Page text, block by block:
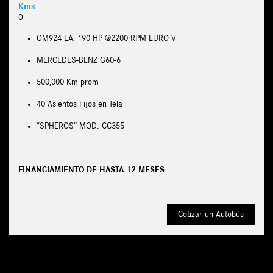
Kms
0
OM924 LA, 190 HP @2200 RPM EURO V
MERCEDES-BENZ G60-6
500,000 Km prom
40 Asientos Fijos en Tela
“SPHEROS” MOD. CC355
FINANCIAMIENTO DE HASTA 12 MESES
Cotizar un Autobús